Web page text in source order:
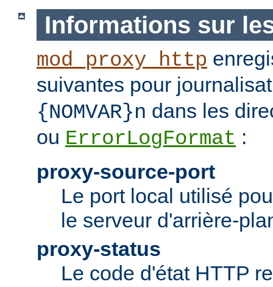
Informations sur
mod_proxy_http
suivantes pour
{NOMVAR}n dans les
ou ErrorLogFormat :
proxy-source-port
Le port local utilisé
le serveur d'arrière-
proxy-status
Le code d'état HTTP